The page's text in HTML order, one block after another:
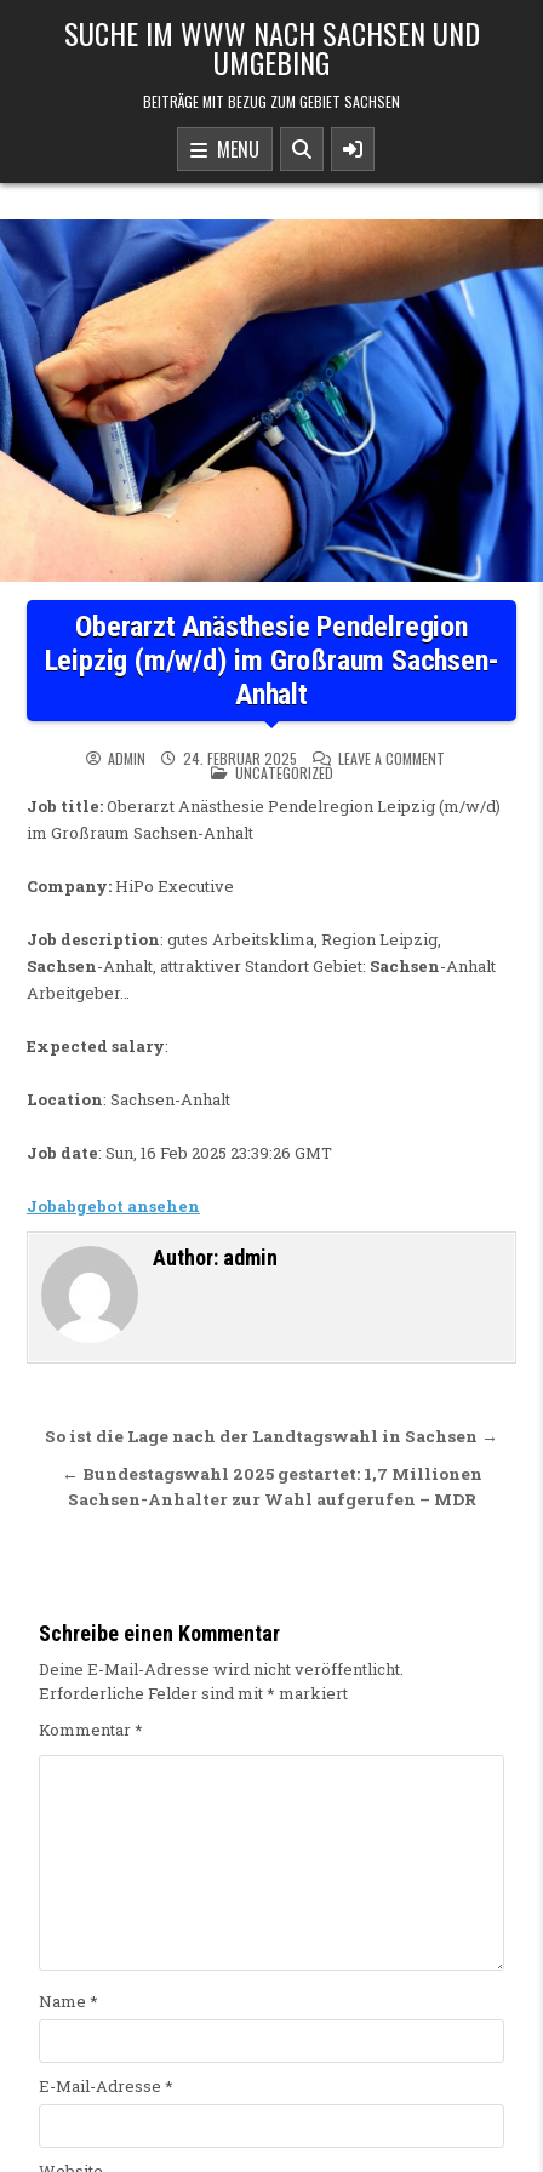
SUCHE IM WWW NACH SACHSEN UND
UMGEBING
BEITRÄGE MIT BEZUG ZUM GEBIET SACHSEN
MENU
Oberarzt Anästhesie Pendelregion
Leipzig (m/w/d) im Großraum Sachsen-
Anhalt
ADMIN 24. FEBRUAR 2025 LEAVE A COMMENT
POSTED IN
UNCATEGORIZED
Job title:Oberarzt Anästhesie Pendelregion Leipzig (m/w/d)
im Großraum Sachsen-Anhalt
Company:HiPo Executive
Job description: gutes Arbeitsklima, Region Leipzig,
Sachsen-Anhalt, attraktiver Standort Gebiet: Sachsen-Anhalt
Arbeitgeber…
Expected salary:
Location: Sachsen-Anhalt
Job date: Sun, 16 Feb 2025 23:39:26 GMT
Jobabgebot ansehen
Author: admin
Beitragsnavigation
So ist die Lage nach der Landtagswahl in Sachsen →
← Bundestagswahl 2025 gestartet: 1,7 Millionen
Sachsen-Anhalter zur Wahl aufgerufen – MDR
Schreibe einen Kommentar
Deine E-Mail-Adresse wird nicht veröffentlicht.
Erforderliche Felder sind mit* markiert
Kommentar*
Name *
E-Mail-Adresse *